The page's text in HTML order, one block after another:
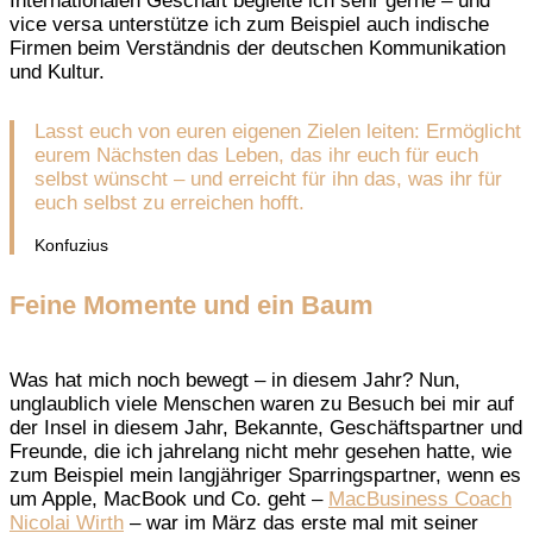
vice versa unterstütze ich zum Beispiel auch indische
Firmen beim Verständnis der deutschen Kommunikation
und Kultur.
Lasst euch von euren eigenen Zielen leiten: Ermöglicht
eurem Nächsten das Leben, das ihr euch für euch
selbst wünscht – und erreicht für ihn das, was ihr für
euch selbst zu erreichen hofft.
Konfuzius
Feine Momente und ein Baum
Was hat mich noch bewegt – in diesem Jahr? Nun,
unglaublich viele Menschen waren zu Besuch bei mir auf
der Insel in diesem Jahr, Bekannte, Geschäftspartner und
Freunde, die ich jahrelang nicht mehr gesehen hatte, wie
zum Beispiel mein langjähriger Sparringspartner, wenn es
um Apple, MacBook und Co. geht – MacBusiness Coach
Nicolai Wirth – war im März das erste mal mit seiner